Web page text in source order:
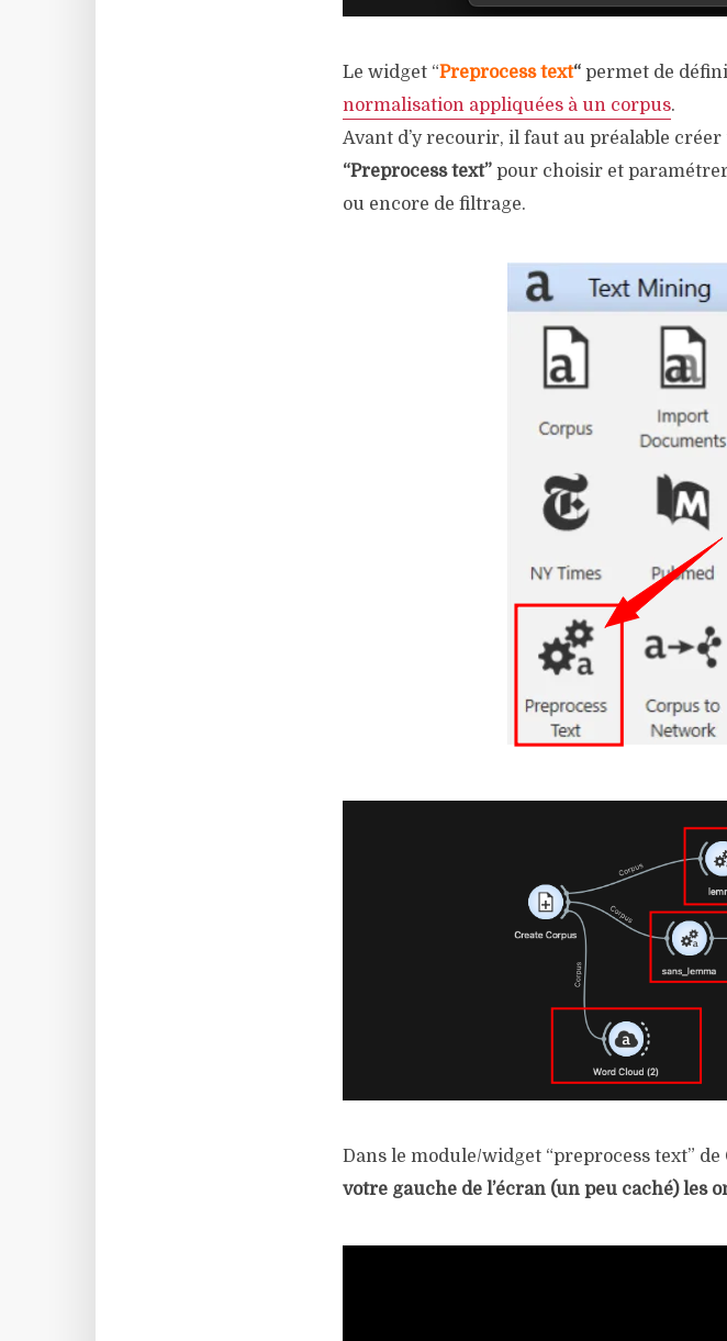
Le widget “Preprocess text“ permet de
normalisation appliquées à un corpus.
Avant d’y recourir, il faut au préalable
“Preprocess text” pour choisir et
ou encore de filtrage.
Dans le module/widget “preprocess text”
votre gauche de l’écran (un peu caché) les